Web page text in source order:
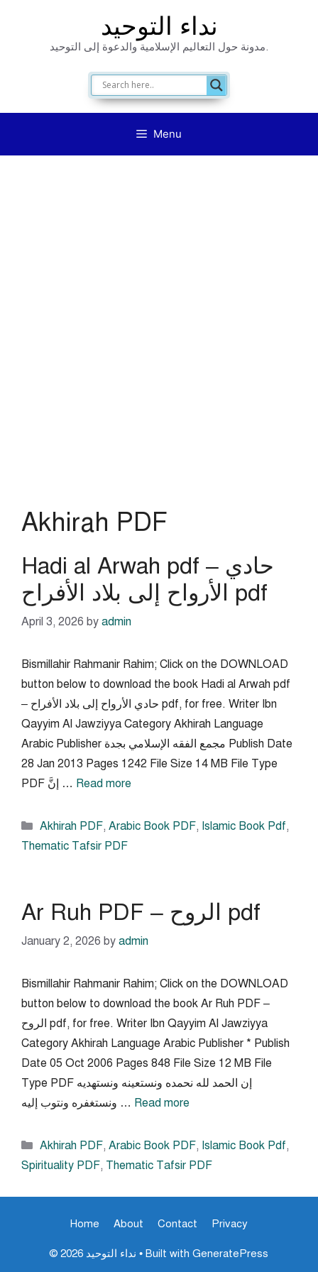
نداء التوحيد
مدونة حول التعاليم الإسلامية والدعوة إلى التوحيد.
Menu
Akhirah PDF
Hadi al Arwah pdf – حادي
الأرواح إلى بلاد الأفراح pdf
April 3, 2026 by admin
Bismillahir Rahmanir Rahim; Click on the DOWNLOAD
button below to download the book Hadi al Arwah pdf
– حادي الأرواح إلى بلاد الأفراح pdf, for free. Writer Ibn
Qayyim Al Jawziyya Category Akhirah Language
Arabic Publisher مجمع الفقه الإسلامي بجدة Publish Date
28 Jan 2013 Pages 1242 File Size 14 MB File Type
PDF إنَّ … Read more
Categories
Akhirah PDF, Arabic Book PDF, Islamic Book Pdf,
Thematic Tafsir PDF
Ar Ruh PDF – الروح pdf
January 2, 2026 by admin
Bismillahir Rahmanir Rahim; Click on the DOWNLOAD
button below to download the book Ar Ruh PDF –
الروح pdf, for free. Writer Ibn Qayyim Al Jawziyya
Category Akhirah Language Arabic Publisher * Publish
Date 05 Oct 2006 Pages 848 File Size 12 MB File
Type PDF إن الحمد لله نحمده ونستعينه ونستهديه
ونستغفره ونتوب إليه … Read more
Categories
Akhirah PDF, Arabic Book PDF, Islamic Book Pdf,
Spirituality PDF, Thematic Tafsir PDF
Home About Contact Privacy
© 2026 نداء التوحيد • Built with GeneratePress